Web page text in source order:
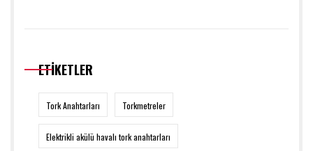
ETİKETLER
Tork Anahtarları Torkmetreler
Elektrikli akülü havalı tork anahtarları